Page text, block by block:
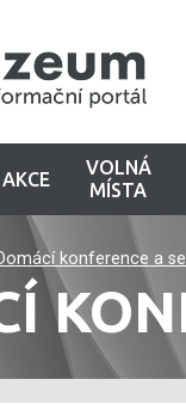
AKCE
VOLNÁ
MÍSTA
konference a